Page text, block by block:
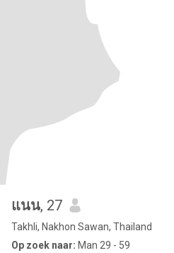
แนน, 27
Takhli, Nakhon Sawan, Thailand
Op zoek naar: Man 29 - 59